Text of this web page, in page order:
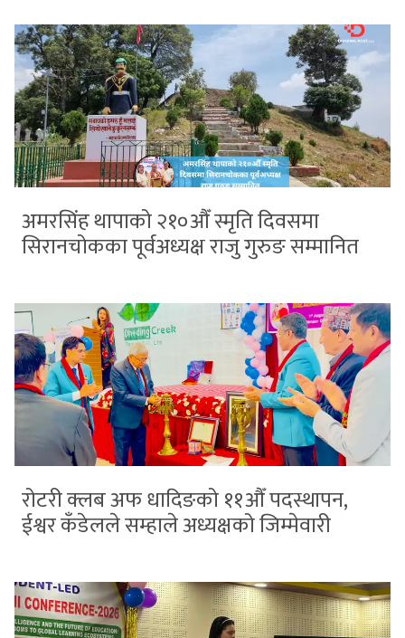
अमरसिंह थापाको २१०औँ स्मृति दिवसमा
सिरानचोकका पूर्वअध्यक्ष राजु गुरुङ सम्मानित
रोटरी क्लब अफ धादिङको ११औँ पदस्थापन,
ईश्वर कँडेलले सम्हाले अध्यक्षको जिम्मेवारी